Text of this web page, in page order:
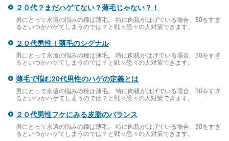
２０代？まだハゲてない？薄毛じゃない？！
男にとって永遠の悩みの種は薄毛。 特に肉親がはげている場合、30をすぎ
るといつかハゲてしまうのでは？と戦々恐々の人対策できます。
２０代男性！薄毛のシグナル
男にとって永遠の悩みの種は薄毛。 特に肉親がはげている場合、30をすぎ
るといつかハゲてしまうのでは？と戦々恐々の人対策できます。
薄毛で悩む20代男性のハゲの定義とは
男にとって永遠の悩みの種は薄毛。 特に肉親がはげている場合、30をすぎ
るといつかハゲてしまうのでは？と戦々恐々の人対策できます。
２０代男性フケにみる皮脂のバランス
男にとって永遠の悩みの種は薄毛。 特に肉親がはげている場合、30をすぎ
るといつかハゲてしまうのでは？と戦々恐々の人対策できます。